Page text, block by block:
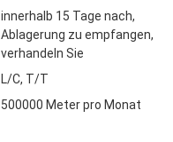
innerhalb 15 Tage nach,
Ablagerung zu empfangen,
verhandeln Sie
L/C, T/T
500000 Meter pro Monat